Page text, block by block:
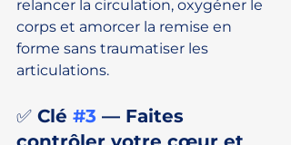
relancer la circulation, oxygéner le
corps et amorcer la remise en
forme sans traumatiser les
articulations.
✅ Clé #3 — Faites